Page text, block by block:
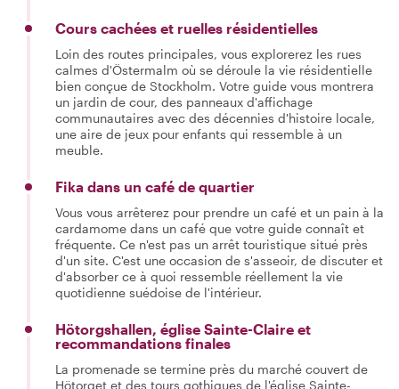
Cours cachées et ruelles résidentielles
Loin des routes principales, vous explorerez les rues
calmes d'Östermalm où se déroule la vie résidentielle
bien conçue de Stockholm. Votre guide vous montrera
un jardin de cour, des panneaux d'affichage
communautaires avec des décennies d'histoire locale,
une aire de jeux pour enfants qui ressemble à un
meuble.
Fika dans un café de quartier
Vous vous arrêterez pour prendre un café et un pain à la
cardamome dans un café que votre guide connaît et
fréquente. Ce n'est pas un arrêt touristique situé près
d'un site. C'est une occasion de s'asseoir, de discuter et
d'absorber ce à quoi ressemble réellement la vie
quotidienne suédoise de l'intérieur.
Hötorgshallen, église Sainte-Claire et
recommandations finales
La promenade se termine près du marché couvert de
Hötorget et des tours gothiques de l'église Sainte-